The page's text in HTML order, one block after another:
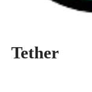
Tether